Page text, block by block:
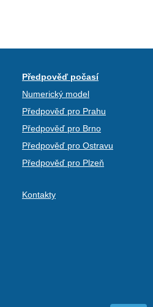
Předpověď počasí
Numerický model
Předpověď pro Prahu
Předpověď pro Brno
Předpověď pro Ostravu
Předpověď pro Plzeň
Kontakty